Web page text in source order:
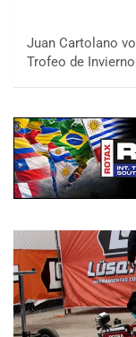
Juan Cartolano
Trofeo de